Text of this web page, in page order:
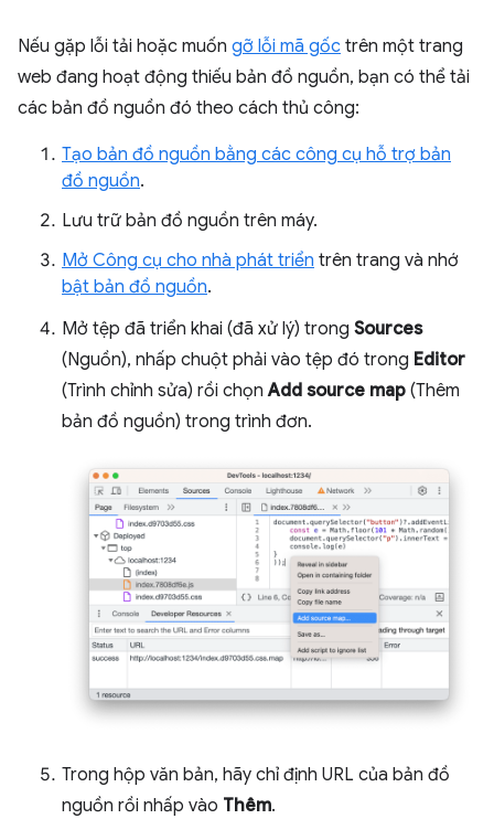
Nếu gặp lỗi tải hoặc muốn gỡ lỗi mã gốc trên một trang
web đang hoạt động thiếu bản đồ nguồn, bạn có thể tải
các bản đồ nguồn đó theo cách thủ công:
Tạo bản đồ nguồn bằng các công cụ hỗ trợ bản
đồ nguồn.
Lưu trữ bản đồ nguồn trên máy.
Mở Công cụ cho nhà phát triển trên trang và nhớ
bật bản đồ nguồn.
Mở tệp đã triển khai (đã xử lý) trong Sources
(Nguồn), nhấp chuột phải vào tệp đó trong Editor
(Trình chỉnh sửa) rồi chọnAdd source map (Thêm
bản đồ nguồn) trong trình đơn.
Trong hộp văn bản, hãy chỉ định URL của bản đồ
nguồn rồi nhấp vào Thêm.